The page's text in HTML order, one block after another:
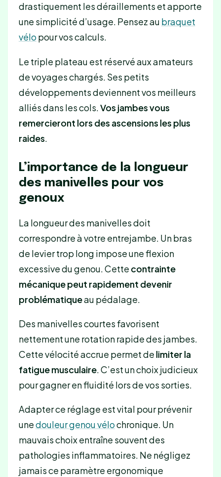
drastiquement les déraillements et apporte
une simplicité d’usage. Pensez au braquet
vélo pour vos calculs.
Le triple plateau est réservé aux amateurs
de voyages chargés. Ses petits
développements deviennent vos meilleurs
alliés dans les cols. Vos jambes vous
remercieront lors des ascensions les plus
raides
L’importance de la longueur
des manivelles pour vos
genoux
La longueur des manivelles doit
correspondre à votre entrejambe. Un bras
de levier trop long impose une flexion
excessive du genou. Cette contrainte
mécanique peut rapidement devenir
problématiqueau pédalage.
Des manivelles courtes favorisent
nettement une rotation rapide des jambes.
Cette vélocité accrue permet de limiter la
fatigue musculaire. C’est un choix judicieux
pour gagner en fluidité lors de vos sorties.
Adapter ce réglage est vital pour prévenir
unedouleur genou vélochronique. Un
mauvais choix entraîne souvent des
pathologies inflammatoires. Ne négligez
jamais ce paramètre ergonomique